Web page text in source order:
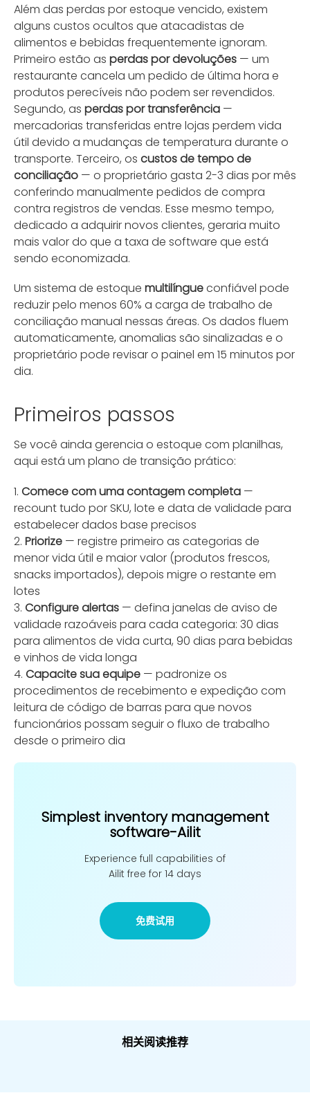
Além das perdas por estoque vencido, existem
alguns custos ocultos que atacadistas de
alimentos e bebidas frequentemente ignoram.
Primeiro estão as perdas por devoluções — um
restaurante cancela um pedido de última hora e
produtos perecíveis não podem ser revendidos.
Segundo, as perdas por transferência —
mercadorias transferidas entre lojas perdem vida
útil devido a mudanças de temperatura durante o
transporte. Terceiro, os custos de tempo de
conciliação — o proprietário gasta 2-3 dias por mês
conferindo manualmente pedidos de compra
contra registros de vendas. Esse mesmo tempo,
dedicado a adquirir novos clientes, geraria muito
mais valor do que a taxa de software que está
sendo economizada.
Um sistema de estoque multilíngueconfiável pode
reduzir pelo menos 60% a carga de trabalho de
conciliação manual nessas áreas. Os dados fluem
automaticamente, anomalias são sinalizadas e o
proprietário pode revisar o painel em 15 minutos por
dia.
Primeiros passos
Se você ainda gerencia o estoque com planilhas,
aqui está um plano de transição prático:
1. Comece com uma contagem completa —
recount tudo por SKU, lote e data de validade para
estabelecer dados base precisos
2. Priorize — registre primeiro as categorias de
menor vida útil e maior valor (produtos frescos,
snacks importados), depois migre o restante em
lotes
3. Configure alertas — defina janelas de aviso de
validade razoáveis para cada categoria: 30 dias
para alimentos de vida curta, 90 dias para bebidas
e vinhos de vida longa
4. Capacite sua equipe — padronize os
procedimentos de recebimento e expedição com
leitura de código de barras para que novos
funcionários possam seguir o fluxo de trabalho
desde o primeiro dia
Simplest inventory management
software-Ailit
Experience full capabilities of
Ailit free for 14 days
免费试用
相关阅读推荐